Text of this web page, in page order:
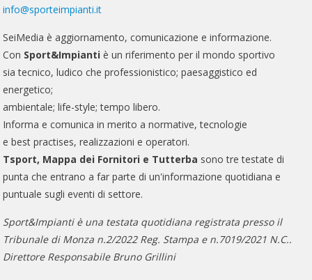
info@sporteimpianti.it
SeiMedia è aggiornamento, comunicazione e informazione.
Con Sport&Impianti è un riferimento per il mondo sportivo
sia tecnico, ludico che professionistico; paesaggistico ed
energetico;
ambientale; life-style; tempo libero.
Informa e comunica in merito a normative, tecnologie
e best practises, realizzazioni e operatori.
Tsport, Mappa dei Fornitori e Tutterba sono tre testate di
punta che entrano a far parte di un'informazione quotidiana e
puntuale sugli eventi di settore.
Sport&Impianti è una testata quotidiana registrata presso il
Tribunale di Monza n.2/2022 Reg. Stampa e n.7019/2021 N.C..
Direttore Responsabile Bruno Grillini